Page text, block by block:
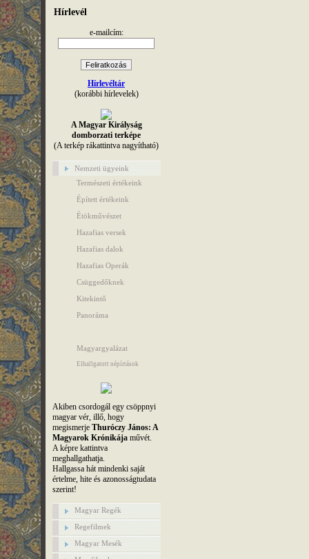
Hírlevél
e-mailcím:
Hírlevéltár
(korábbi hírlevelek)
A Magyar Királyság
domborzati terképe
(A terkép rákattintva nagyítható)
Nemzeti ügyeink
Természeti értékeink
Épített értékeink
Étökművészet
Hazafias versek
Hazafias dalok
Hazafias Operák
Csüggedőknek
Kitekintő
Panoráma
Magyargyalázat
Elhallgatott népírtások
Akiben csordogál egy csöppnyi
magyar vér, illő, hogy
megismerje Thuróczy János: A
Magyarok Krónikájaművét.
A képre kattintva
meghallgathatja.
Hallgassa hát mindenki saját
értelme, hite és azonosságtudata
szerint!
Magyar Regék
Regefilmek
Magyar Mesék